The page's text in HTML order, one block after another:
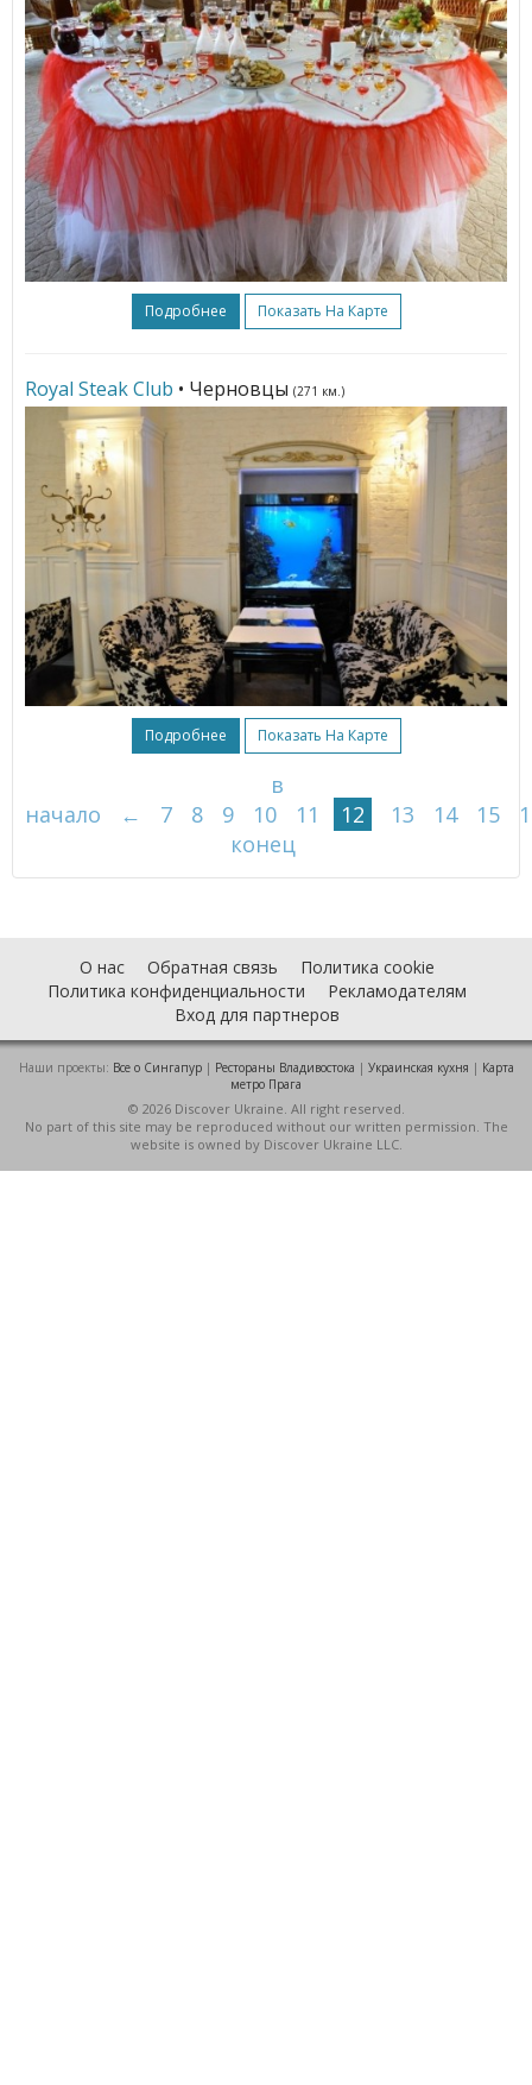
Подробнее Показать На Карте
Royal Steak Club • Черновцы (271 км.)
Подробнее Показать На Карте
в
начало
← 7 8 9 10 11 12 13 14 15
конец
О нас Обратная связь
Политика cookie
Политика конфиденциальности
Рекламодателям
Вход для партнеров
Наши проекты: Все о Cингапур| Рестораны Владивостока | Украинская кухня | Карта
метро Прага
© 2026 Discover Ukraine. All right reserved.
No part of this site may be reproduced without our written permission. The
website is owned by Discover Ukraine LLC.